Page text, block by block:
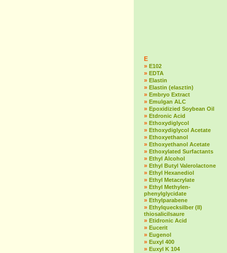
E
» E102
» EDTA
» Elastin
» Elastin (elasztin)
» Embryo Extract
» Emulgan ALC
» Epoxidizied Soybean Oil
» Etdronic Acid
» Ethoxydiglycol
» Ethoxydiglycol Acetate
» Ethoxyethanol
» Ethoxyethanol Acetate
» Ethoxylated Surfactants
» Ethyl Alcohol
» Ethyl Butyl Valerolactone
» Ethyl Hexanediol
» Ethyl Metacrylate
» Ethyl Methylen-
phenylglycidate
» Ethylparabene
» Ethylquecksilber (II)
thiosalicilsaure
» Etidronic Acid
» Eucerit
» Eugenol
» Euxyl 400
» Euxyl K 104